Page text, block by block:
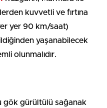
kuvvetli ve fırtına
yer 90 km/saat)
yaşanabilecek
olunmalıdır.
gök gürültülü sağanak